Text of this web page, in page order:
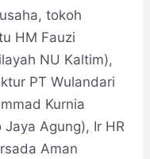
tokoh
HM Fauzi
NU Kaltim),
PT Wulandari
Kurnia
Agung), Ir HR
Aman